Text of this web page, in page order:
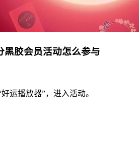
黑胶会员活动怎么参与
运播放器”，进入活动。